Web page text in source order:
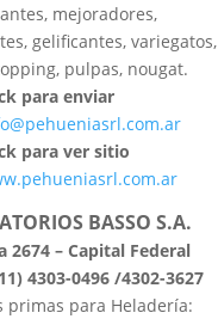
mejoradores,
gelificantes, variegatos,
pulpas, nougat.
para enviar
para ver sitio
BASSO S.A.
2674 – Capital Federal
4303-0496 /4302-3627
primas para Heladería: